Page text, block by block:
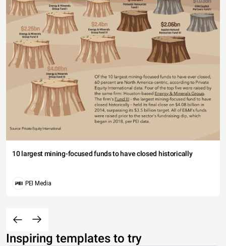
10 largest mining-focused funds to have closed historically
PEI Media
Inspiring templates to try